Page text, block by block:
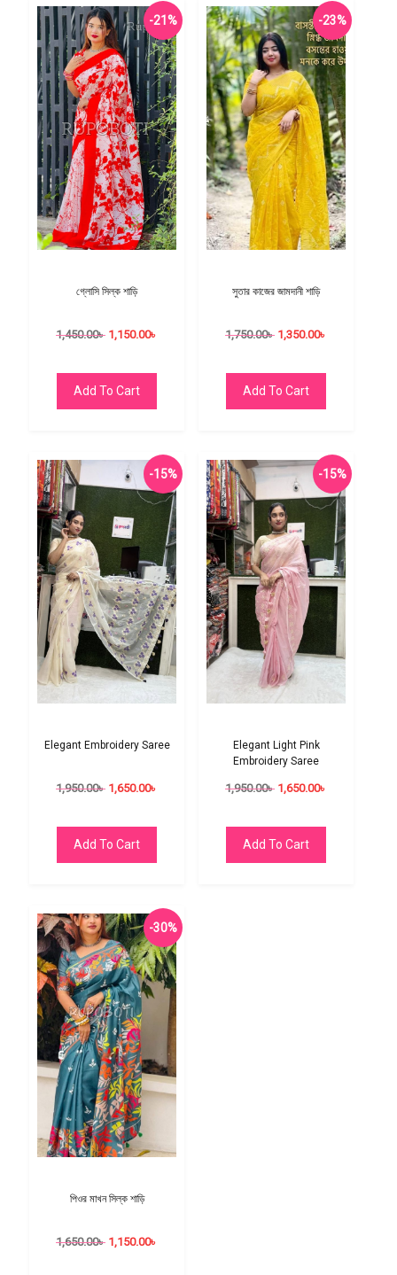
-21%
গ্লোসি সিল্ক শাড়ি
1,450.00৳ 1,150.00৳
Add To Cart
-23%
সুতার কাজের জামদানী শাড়ি
1,750.00৳ 1,350.00৳
Add To Cart
-15%
Elegant Embroidery Saree
1,950.00৳ 1,650.00৳
Add To Cart
-15%
Elegant Light Pink
Embroidery Saree
1,950.00৳ 1,650.00৳
Add To Cart
-30%
পিওর মাখন সিল্ক শাড়ি
1,650.00৳ 1,150.00৳